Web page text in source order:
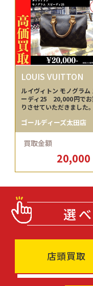
LOUIS VUITTON
ルイヴィトン モノグラム
ーディ25 20,000円でお
りさせていただきました。
ゴールディーズ太田店
買取金額
20,000
選
店頭買取